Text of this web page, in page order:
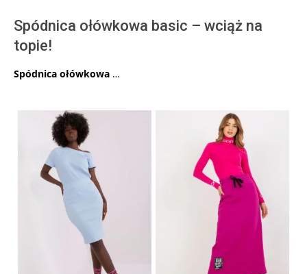
Spódnica ołówkowa basic – wciąż na
topie!
Spódnica ołówkowa …